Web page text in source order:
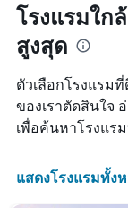
โรงแรมใก
สูงสุด
ตัวเลือกโรงแรม
ของเราตัดสินใจ
เพื่อค้นหาโรงแร
แสดงโรงแรมทั้ง